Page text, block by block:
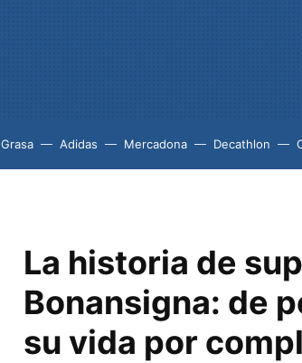
Grasa Adidas Mercadona Decathlon
La historia de
Bonansigna: de
su vida por